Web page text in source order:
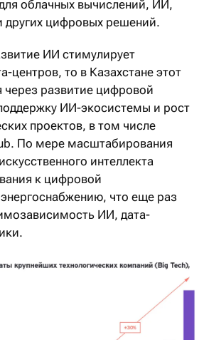
облачных вычислений, ИИ,
других цифровых решений.
ИИ стимулирует
центров, то в Казахстане этот
через развитие цифровой
ИИ-экосистемы и рост
проектов, в том числе
По мере масштабирования
интеллекта
к цифровой
что еще раз
ИИ, дата-